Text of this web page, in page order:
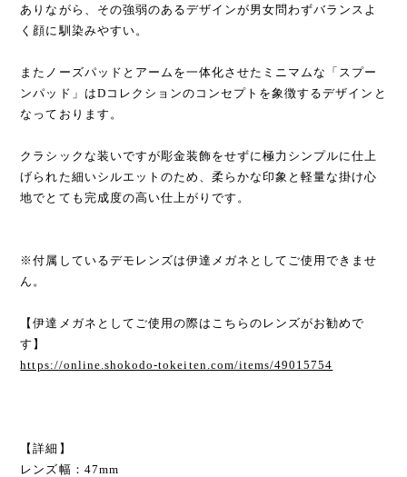
ありながら、その強弱のあるデザインが男女問わずバランスよ
く顔に馴染みやすい。
またノーズパッドとアームを一体化させたミニマムな「スプー
ンパッド」はDコレクションのコンセプトを象徴するデザインと
なっております。
クラシックな装いですが彫金装飾をせずに極力シンプルに仕上
げられた細いシルエットのため、柔らかな印象と軽量な掛け心
地でとても完成度の高い仕上がりです。
※付属しているデモレンズは伊達メガネとしてご使用できませ
ん。
【伊達メガネとしてご使用の際はこちらのレンズがお勧めで
す】
https://online.shokodo-tokeiten.com/items/49015754
【詳細】
レンズ幅：47mm